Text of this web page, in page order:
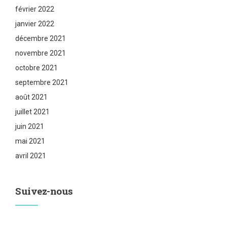
février 2022
janvier 2022
décembre 2021
novembre 2021
octobre 2021
septembre 2021
août 2021
juillet 2021
juin 2021
mai 2021
avril 2021
Suivez-nous